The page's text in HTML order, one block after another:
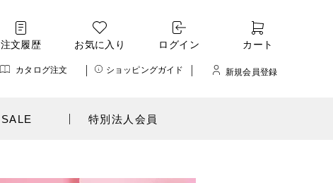
注文履歴 お気に入り ログイン カート
カタログ注文 ショッピングガイド 新規会員登録
SALE 特別法人会員